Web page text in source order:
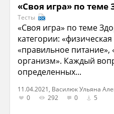
«Своя игра» по теме
Тесты
«Своя игра» по теме
категории: «физическая
«правильное
организм». Каждый
определенных...
11.04.2021, Василюк Ульяна
0
292 0 5